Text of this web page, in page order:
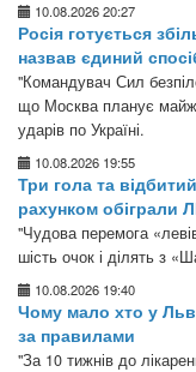
10.08.2026 20:27
Росія готується
назвав єдиний
"Командувач Сил
що Москва планує
ударів по Україні.
10.08.2026 19:55
Три гола та
рахунком обіграли
"Чудова перемога
шість очок і ділять з
10.08.2026 19:40
Чому мало хто у
за правилами
"За 10 тижнів до